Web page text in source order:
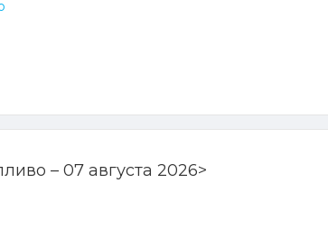
– 07 августа 2026>